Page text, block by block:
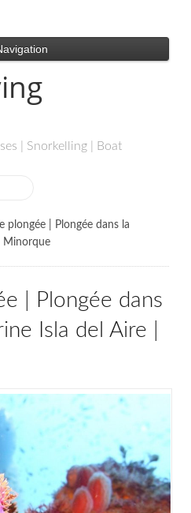
| Snorkelling | Boat
plongée | Plongée dans la
Minorque
| Plongée dans
Isla del Aire |